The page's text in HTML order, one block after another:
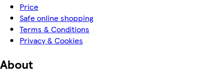
Price
Safe online shopping
Terms & Conditions
Privacy & Cookies
About